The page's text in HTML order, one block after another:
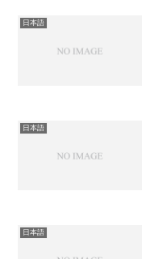
日本語
日本語
日本語